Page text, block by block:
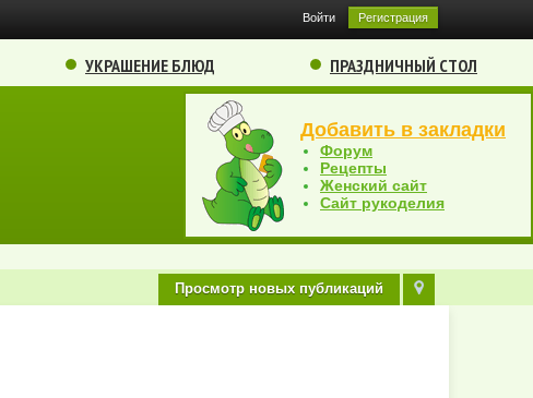
Войти Регистрация
УКРАШЕНИЕ БЛЮД ПРАЗДНИЧНЫЙ СТОЛ
Добавить в закладки
Форум
Рецепты
Женский сайт
Сайт рукоделия
Просмотр новых публикаций